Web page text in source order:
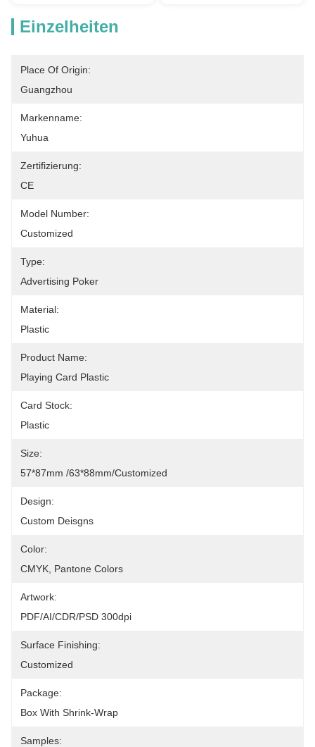
Einzelheiten
Place Of Origin:
Guangzhou
Markenname:
Yuhua
Zertifizierung:
CE
Model Number:
Customized
Type:
Advertising Poker
Material:
Plastic
Product Name:
Playing Card Plastic
Card Stock:
Plastic
Size:
57*87mm /63*88mm/Customized
Design:
Custom Deisgns
Color:
CMYK, Pantone Colors
Artwork:
PDF/AI/CDR/PSD 300dpi
Surface Finishing:
Customized
Package:
Box With Shrink-Wrap
Samples: